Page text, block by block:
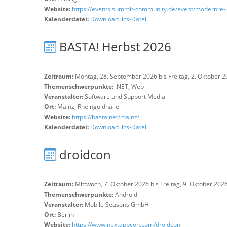
Website: https://events.summit-community.de/event/
Kalenderdatei: Download .ics-Datei
BASTA! Herbst 2026
Zeitraum: Montag, 28. September 2026 bis Freitag, 2. Oktober
Themenschwerpunkte: .NET, Web
Veranstalter:Software und Support Media
Ort: Mainz, Rheingoldhalle
Website: https://basta.net/mainz/
Kalenderdatei: Download .ics-Datei
droidcon
Zeitraum: Mittwoch, 7. Oktober 2026 bis Freitag, 9. Oktober
Themenschwerpunkte:Android
Veranstalter: Mobile Seasons GmbH
Ort: Berlin
Website: https://www.nextappcon.com/droidcon